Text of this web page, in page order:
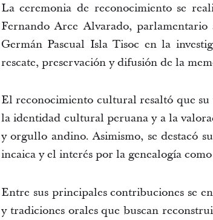
La ceremonia de reconocimiento se
Fernando Arce Alvarado,
Germán Pascual Isla Tisoc en la
rescate, preservación y difusión de la
El reconocimiento cultural resaltó que
la identidad cultural peruana y a la
y orgullo andino. Asimismo, se destacó
incaica y el interés por la genealogía
Entre sus principales contribuciones se
y tradiciones orales que buscan